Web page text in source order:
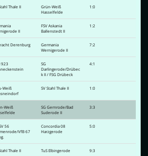
Thale II
Grün-Weiß
Hasselfelde
1:0
II
FSV Askania
Ballenstedt II
1:2
Derenburg
Germania
Wernigerode II
7:2
SG
Darlingerode/Drübec
k II / FSG Drübeck
4:1
Weiß
SV Stahl Thale II 1:0
Weiß
SG Gernrode/Bad
Suderode II
3:3
56
VfB 67
Concordia 08
Harzgerode
5:0
Thale II TuS Elbingerode 9:3